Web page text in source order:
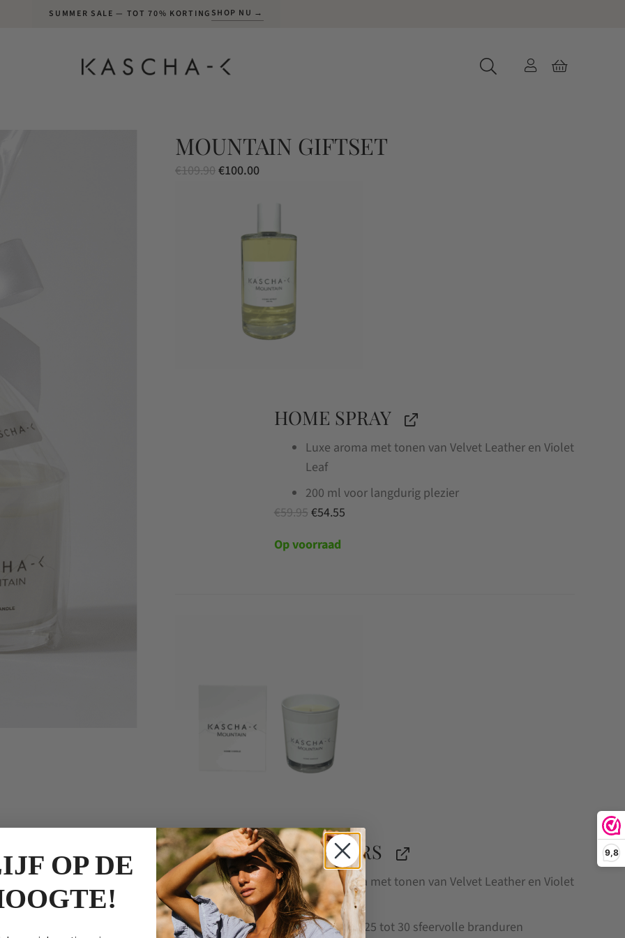
9,8
SUMMER SALE — TOT 70% KORTING SHOP NU →
MOUNTAIN GIFTSET
€109.90Oorspronkelijke
€109.90.
€100.00Huidige
€100.00.
HOME SPRAY
Luxe aroma met tonen van Velvet Leather en Violet
Leaf
200 ml voor langdurig plezier
€59.95 Oorspronkelijke
was:
€54.55Huidige
Op voorraad
GEURKAARS
Luxe aroma met tonen van Velvet Leather en Violet
Leaf
Geniet van 25 tot 30 sfeervolle branduren
OP DE